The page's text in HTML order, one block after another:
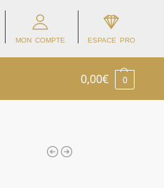
MON COMPTE ESPACE PRO
0,00€ 0